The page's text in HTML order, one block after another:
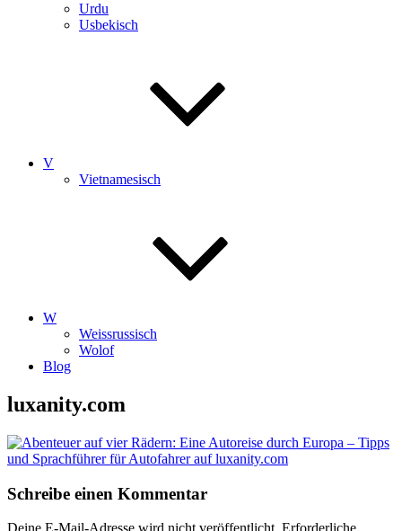
Urdu
Usbekisch
V
Vietnamesisch
W
Weissrussisch
Wolof
Blog
luxanity.com
Schreibe einen Kommentar